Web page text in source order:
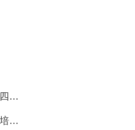
绿研院召开党委理论学习中心组（扩大）集体学习 学校七届四次教代会精神
绿研院承接省市场监督管理局特殊食品质量安全检查员 实践培训任务